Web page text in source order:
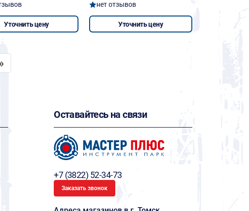
Уточнить цену
нет отзывов
Уточнить цену
Оставайтесь на связи
+7 (3822) 52-34-73
Заказать звонок